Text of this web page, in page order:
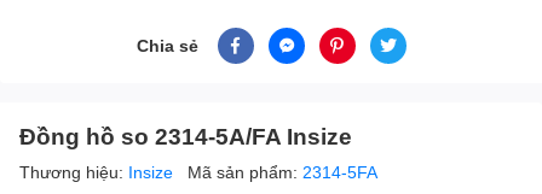
Chia sẻ
Đồng hồ so 2314-5A/FA Insize
Thương hiệu: Insize Mã sản phẩm: 2314-5FA